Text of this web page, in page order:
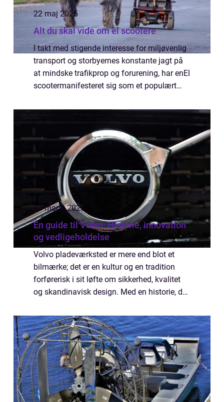
22 maj 2025
Alt du skal vide om el scootere
I takt med stigende interesse for miljøvenlig
transport og storbyernes konstante jagt på
at mindske trafikprop og forurening, har enEl
scootermanifesteret sig som et populært
ikke blot et ...
03 marts 2025
En guide til Volvo: Historie, innovation
og vedligeholdelse
Volvo pladeværksted er mere end blot et
bilmærke; det er en kultur og en tradition
forførerisk i sit løfte om sikkerhed, kvalitet
og skandinavisk design. Med en historie, der